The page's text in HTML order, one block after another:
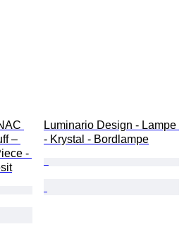
–
-
Luminario Design - Lampe
- Krystal - Bordlampe